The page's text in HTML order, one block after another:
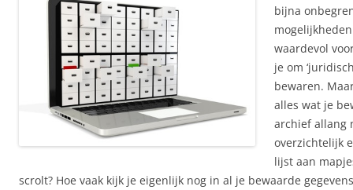
bijna
waardevol
je om
bewaren.
alles wat je
archief allang
overzichtelijk
lijst aan
scrolt? Hoe vaak kijk je eigenlijk nog in al je bewaarde